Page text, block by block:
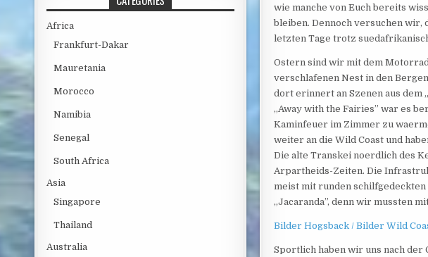
wie manche von Euch bereits
bleiben. Dennoch versuchen wir,
letzten Tage trotz
Ostern sind wir mit dem
verschlafenen Nest in den
dort erinnert an Szenen aus dem
„Away with the Fairies” war es
Kaminfeuer im Zimmer zu
weiter an die Wild Coast und
Die alte Transkei noerdlich des
Arpartheids-Zeiten. Die
meist mit runden
„Jacaranda”, denn wir mussten
Bilder Hogsback / Bilder Wild
Sportlich haben wir uns nach
Africa
Frankfurt-Dakar
Mauretania
Morocco
Namibia
Senegal
South Africa
Asia
Singapore
Thailand
Australia